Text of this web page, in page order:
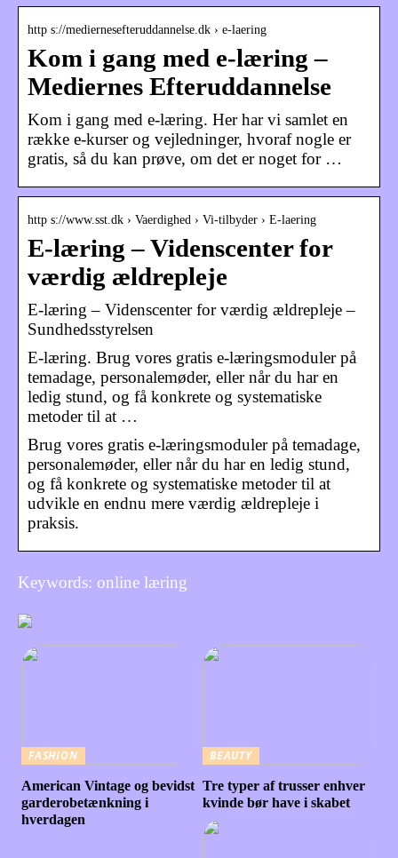
http s://mediernesefteruddannelse.dk › e-laering
Kom i gang med e-læring –
Mediernes Efteruddannelse
Kom i gang med e-læring. Her har vi samlet en
række e-kurser og vejledninger, hvoraf nogle er
gratis, så du kan prøve, om det er noget for …
http s://www.sst.dk › Vaerdighed › Vi-tilbyder › E-laering
E-læring – Videnscenter for
værdig ældrepleje
E-læring – Videnscenter for værdig ældrepleje –
Sundhedsstyrelsen
E-læring. Brug vores gratis e-læringsmoduler på
temadage, personalemøder, eller når du har en
ledig stund, og få konkrete og systematiske
metoder til at …
Brug vores gratis e-læringsmoduler på temadage,
personalemøder, eller når du har en ledig stund,
og få konkrete og systematiske metoder til at
udvikle en endnu mere værdig ældrepleje i
praksis.
Keywords: online læring
FASHION
American Vintage og bevidst
garderobetænkning i
hverdagen
BEAUTY
Tre typer af trusser enhver
kvinde bør have i skabet